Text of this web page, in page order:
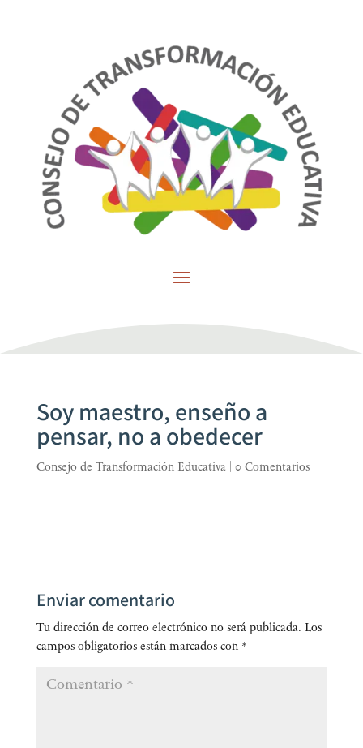
Soy maestro, enseño a
pensar, no a obedecer
Consejo de Transformación Educativa| 0 Comentarios
Enviar comentario
Tu dirección de correo electrónico no será publicada. Los
campos obligatorios están marcados con *